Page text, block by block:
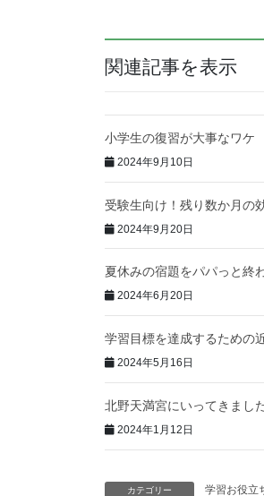
関連記事を表示
小学生の復習が大事なワケ
2024年9月10日
受験生向け！残り数か月の
2024年9月20日
夏休みの宿題をパパっと終
2024年6月20日
学習目標を達成するための
2024年5月16日
北野天満宮にいってきまし
2024年1月12日
カテゴリー 学習お役立